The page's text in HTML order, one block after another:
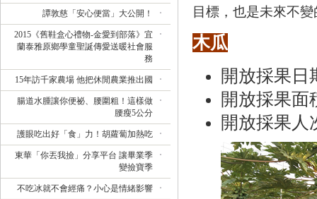
譚敦慈「安心便當」大公開！
2015《舊鞋盒心禮物-金愛到部落》宜
蘭泰雅原鄉學童聖誕傳愛送暖社會服
務
15年訪千家農場 他把休閒農業推出國
腸道水腫讓你便祕、腰圍粗！這樣做
腰瘦5公分
護眼吃出好「食」力！胡蘿蔔加熱吃
東華「你丟我撿」分享平台 讓畢業季
變撿寶季
不吃冰就不會經痛？小心是情緒影響
目標，也是未來不
木瓜
開放採果日
開放採果面
開放採果人